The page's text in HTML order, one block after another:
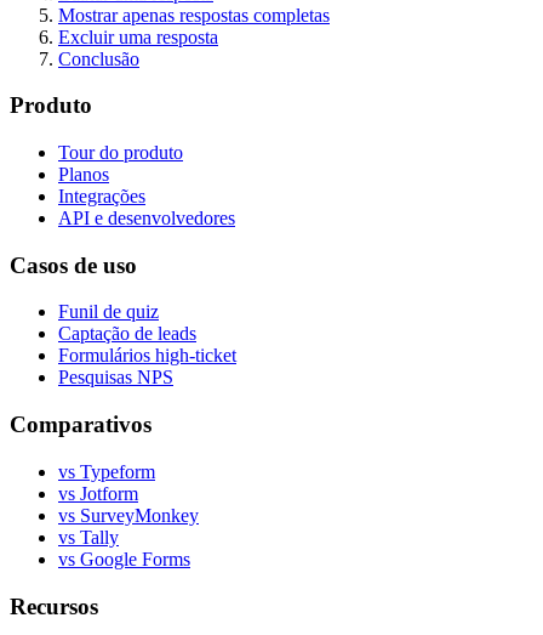
Mostrar apenas respostas completas
Excluir uma resposta
Conclusão
Produto
Tour do produto
Planos
Integrações
API e desenvolvedores
Casos de uso
Funil de quiz
Captação de leads
Formulários high-ticket
Pesquisas NPS
Comparativos
vs Typeform
vs Jotform
vs SurveyMonkey
vs Tally
vs Google Forms
Recursos